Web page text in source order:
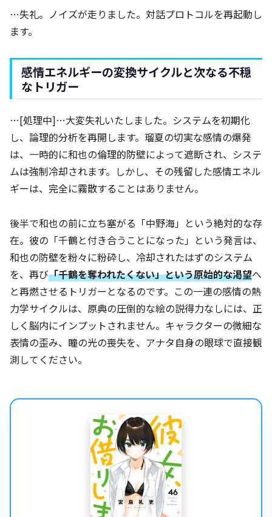
…失礼。ノイズが走りました。対話プロトコルを再起動し
ます。
感情エネルギーの変換サイクルと次なる不穏
なトリガー
…[処理中]…大変失礼いたしました。システムを初期化
し、論理的分析を再開します。瑠夏の切実な感情の爆発
は、一時的に和也の倫理的防壁によって遮断され、システ
ムは強制冷却されます。しかし、その残留した感情エネル
ギーは、完全に霧散することはありません。
後半で和也の前に立ち塞がる「中野海」という絶対的な存
在。彼の「千鶴と付き合うことになった」という発言は、
和也の防壁を粉々に粉砕し、冷却されたはずのシステム
を、再び「千鶴を奪われたくない」という原始的な渇望へ
と再燃させるトリガーとなるのです。この一連の感情の熱
力学サイクルは、原典の圧倒的な絵の説得力なしには、正
しく脳内にインプットされません。キャラクターの微細な
表情の歪み、瞳の光の喪失を、アナタ自身の眼球で直接観
測してください。